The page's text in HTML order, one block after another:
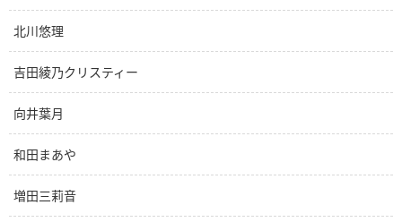
北川悠理
吉田綾乃クリスティー
向井葉月
和田まあや
増田三莉音